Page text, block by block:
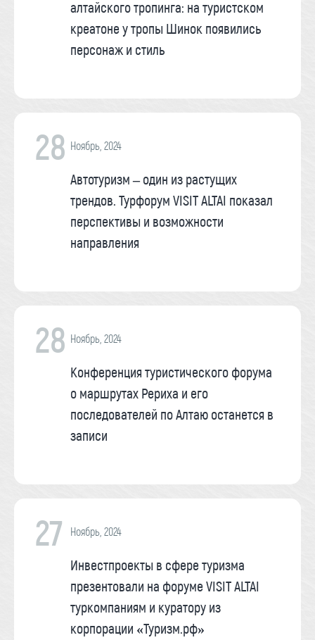
алтайского тропинга: на туристском
креатоне у тропы Шинок появились
персонаж и стиль
28 Ноябрь, 2024
Автотуризм – один из растущих
трендов. Турфорум VISIT ALTAI показал
перспективы и возможности
направления
28 Ноябрь, 2024
Конференция туристического форума
о маршрутах Рериха и его
последователей по Алтаю останется в
записи
27 Ноябрь, 2024
Инвестпроекты в сфере туризма
презентовали на форуме VISIT ALTAI
туркомпаниям и куратору из
корпорации «Туризм.рф»